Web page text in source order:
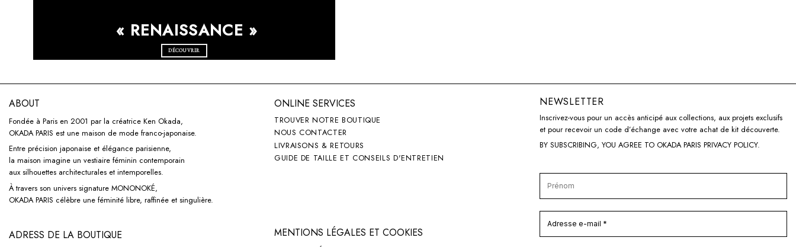
« RENAISSANCE »
DÉCOUVRIR
ABOUT
Fondée à Paris en 2001 par la créatrice Ken Okada,
OKADA PARIS est une maison de mode franco-japonaise.
Entre précision japonaise et élégance parisienne,
la maison imagine un vestiaire féminin contemporain
aux silhouettes architecturales et intemporelles.
À travers son univers signature MONONOKÉ,
OKADA PARIS célèbre une féminité libre, raffinée et singulière.
ADRESS DE LA BOUTIQUE
ONLINE SERVICES
TROUVER NOTRE BOUTIQUE
NOUS CONTACTER
LIVRAISONS & RETOURS
GUIDE DE TAILLE ET CONSEILS D'ENTRETIEN
MENTIONS LÉGALES ET COOKIES
NEWSLETTER
Inscrivez-vous pour un accès anticipé aux collections, aux projets exclusifs
et pour recevoir un code d’échange avec votre achat de kit découverte.
BY SUBSCRIBING, YOU AGREE TO OKADA PARIS PRIVACY POLICY.